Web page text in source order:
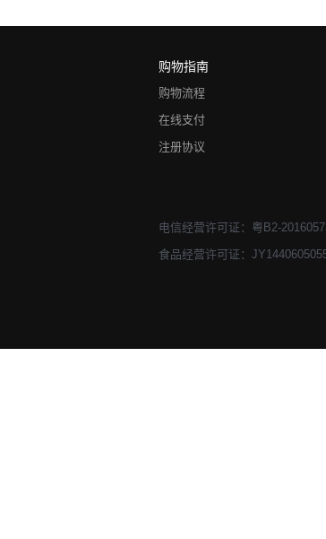
购物指南
购物流程
在线支付
注册协议
电信经营许可证：粤B2-
食品经营许可证：